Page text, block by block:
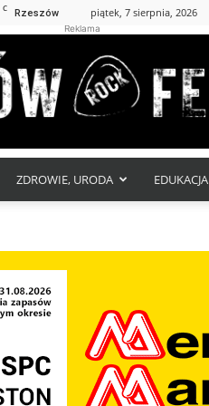
C Rzeszów piątek, 7 sierpnia, 2026
Reklama
ZDROWIE, URODA EDUKACJA